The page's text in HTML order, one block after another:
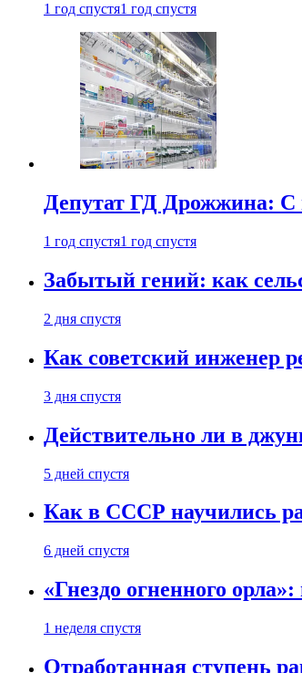
1 год спустя1 год спустя
Депутат ГД Дрожжина: С
1 год спустя1 год спустя
Забытый гений: как
2 дня спустя
Как советский инженер
3 дня спустя
Действительно ли в
5 дней спустя
Как в СССР научились
6 дней спустя
«Гнездо огненного
1 неделя спустя
Отработанная ступень